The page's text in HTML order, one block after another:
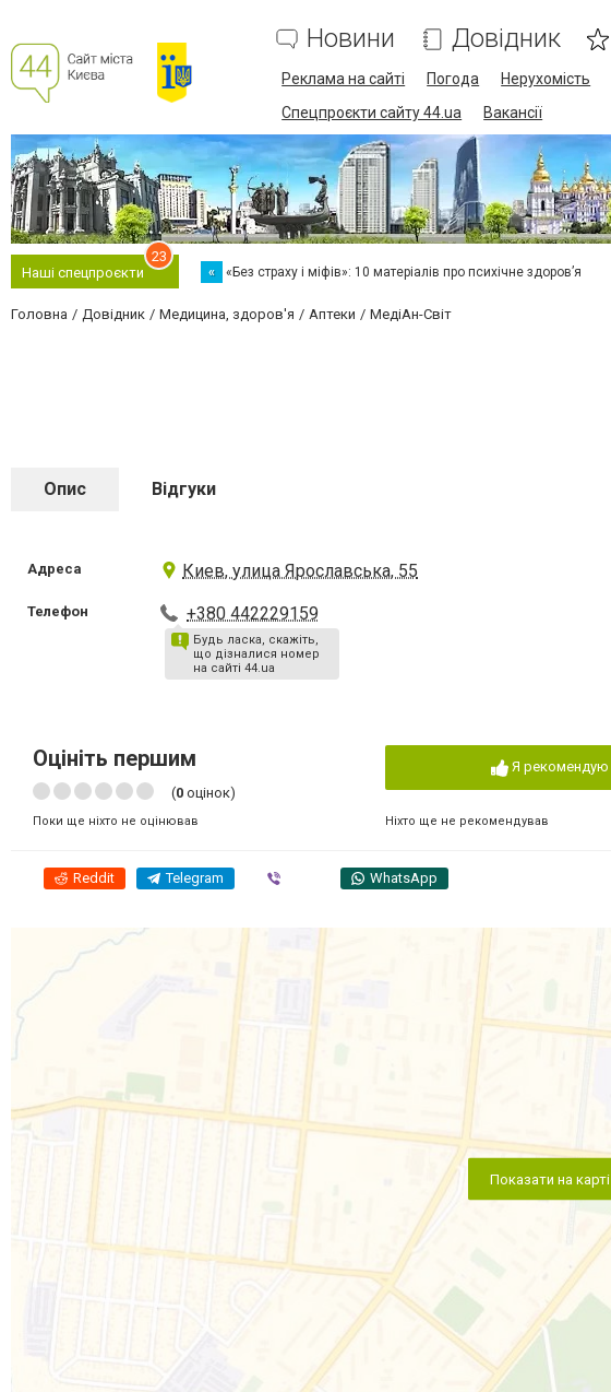
Новини Довідник
Реклама на сайті Погода Нерухомість
Спецпроєкти сайту 44.ua
Вакансії
Наші спецпроєкти
23
« «Без страху і міфів»: 10 матеріалів про психічне здоров’я
Головна Довідник Медицина, здоров'я Аптеки МедіАн-Світ
Опис Відгуки
Адреса Киев, улица Ярославська, 55
Телефон +380 442229159
Будь ласка, скажіть,
що дізналися номер
на сайті 44.ua
Оцініть першим
(0 оцінок)
Поки ще ніхто не оцінював
Я рекомендую
Ніхто ще не рекомендував
Reddit Telegram WhatsApp
Показати на карті